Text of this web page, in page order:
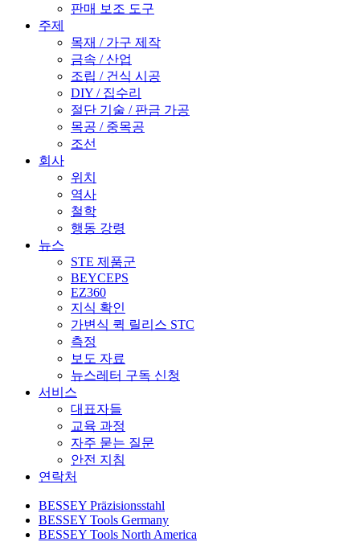
판매 보조 도구
주제
목재 / 가구 제작
금속 / 산업
조립 / 건식 시공
DIY / 집수리
절단 기술 / 판금 가공
목공 / 중목공
조선
회사
위치
역사
철학
행동 강령
뉴스
STE 제품군
BEYCEPS
EZ360
지식 확인
가변식 퀵 릴리스 STC
측정
보도 자료
뉴스레터 구독 신청
서비스
대표자들
교육 과정
자주 묻는 질문
안전 지침
연락처
BESSEY Präzisionsstahl
BESSEY Tools Germany
BESSEY Tools North America